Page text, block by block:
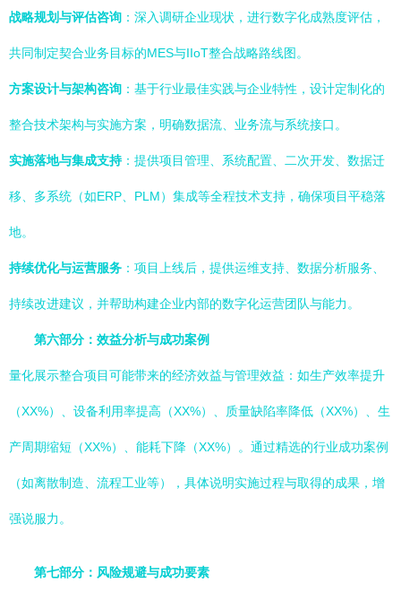
战略规划与评估咨询 ：深入调研企业现状，进行数字化成熟度评估，
共同制定契合业务目标的MES与IIoT整合战略路线图。
方案设计与架构咨询 ：基于行业最佳实践与企业特性，设计定制化的
整合技术架构与实施方案，明确数据流、业务流与系统接口。
实施落地与集成支持：提供项目管理、系统配置、二次开发、数据迁
移、多系统（如ERP、PLM）集成等全程技术支持，确保项目平稳落
地。
持续优化与运营服务 ：项目上线后，提供运维支持、数据分析服务、
持续改进建议，并帮助构建企业内部的数字化运营团队与能力。
第六部分：效益分析与成功案例
量化展示整合项目可能带来的经济效益与管理效益：如生产效率提升
（XX%）、设备利用率提高（XX%）、质量缺陷率降低（XX%）、生
产周期缩短（XX%）、能耗下降（XX%）。通过精选的行业成功案例
（如离散制造、流程工业等），具体说明实施过程与取得的成果，增
强说服力。
第七部分：风险规避与成功要素